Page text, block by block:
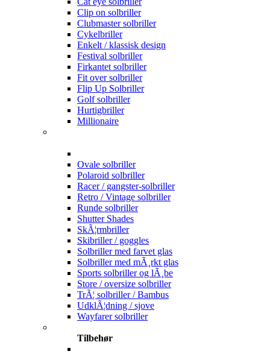
Clip on solbriller
Clubmaster solbriller
Cykelbriller
Enkelt / klassisk design
Festival solbriller
Firkantet solbriller
Fit over solbriller
Flip Up Solbriller
Golf solbriller
Hurtigbriller
Millionaire
Ovale solbriller
Polaroid solbriller
Racer / gangster-solbriller
Retro / Vintage solbriller
Runde solbriller
Shutter Shades
SkÃ¦rmbriller
Skibriller / goggles
Solbriller med farvet glas
Solbriller med mÃ¸rkt glas
Sports solbriller og lÃ¸be
Store / oversize solbriller
TrÃ¦ solbriller / Bambus
UdklÃ¦dning / sjove
Wayfarer solbriller
Tilbehør